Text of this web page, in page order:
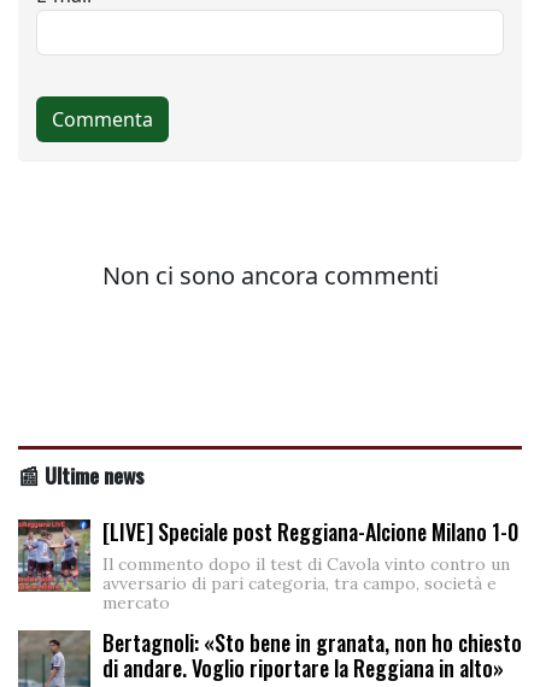
📰 Ultime news
[LIVE] Speciale post Reggiana-Alcione Milano 1-0
Il commento dopo il test di Cavola vinto contro un
avversario di pari categoria, tra campo, società e
mercato
Bertagnoli: «Sto bene in granata, non ho chiesto
di andare. Voglio riportare la Reggiana in alto»